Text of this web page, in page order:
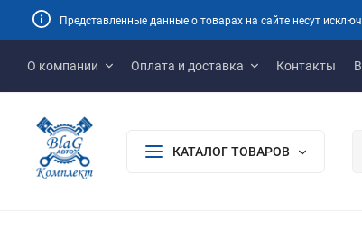
Представленные данные о товарах на сайте несут
О компании Оплата и доставка Контакты
КАТАЛОГ ТОВАРОВ